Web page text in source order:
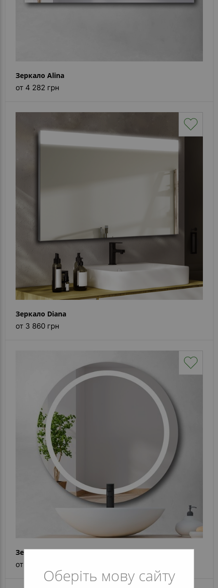
Оберіть мову сайту
Зеркало Alina
от 4 282 грн
Зеркало Diana
от 3 860 грн
Зеркало Silvia
от 5 524 грн